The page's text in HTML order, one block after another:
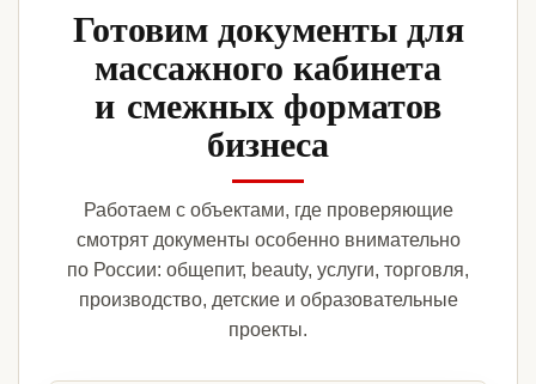
Готовим документы для
массажного кабинета
и смежных форматов
бизнеса
Работаем с объектами, где проверяющие
смотрят документы особенно внимательно
по России: общепит, beauty, услуги, торговля,
производство, детские и образовательные
проекты.